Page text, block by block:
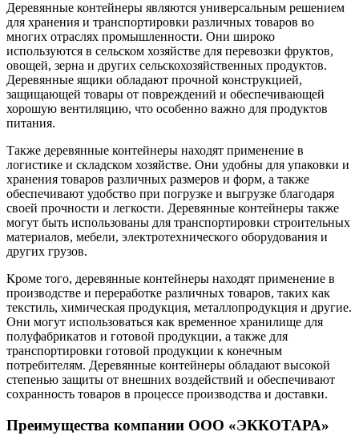
Деревянные контейнеры являются универсальным решением
для хранения и транспортировки различных товаров во
многих отраслях промышленности. Они широко
используются в сельском хозяйстве для перевозки фруктов,
овощей, зерна и других сельскохозяйственных продуктов.
Деревянные ящики обладают прочной конструкцией,
защищающей товары от повреждений и обеспечивающей
хорошую вентиляцию, что особенно важно для продуктов
питания.
Также деревянные контейнеры находят применение в
логистике и складском хозяйстве. Они удобны для упаковки и
хранения товаров различных размеров и форм, а также
обеспечивают удобство при погрузке и выгрузке благодаря
своей прочности и легкости. Деревянные контейнеры также
могут быть использованы для транспортировки строительных
материалов, мебели, электротехнического оборудования и
других грузов.
Кроме того, деревянные контейнеры находят применение в
производстве и переработке различных товаров, таких как
текстиль, химическая продукция, металлопродукция и другие.
Они могут использоваться как временное хранилище для
полуфабрикатов и готовой продукции, а также для
транспортировки готовой продукции к конечным
потребителям. Деревянные контейнеры обладают высокой
степенью защиты от внешних воздействий и обеспечивают
сохранность товаров в процессе производства и доставки.
Преимущества компании ООО «ЭККОТАРА»